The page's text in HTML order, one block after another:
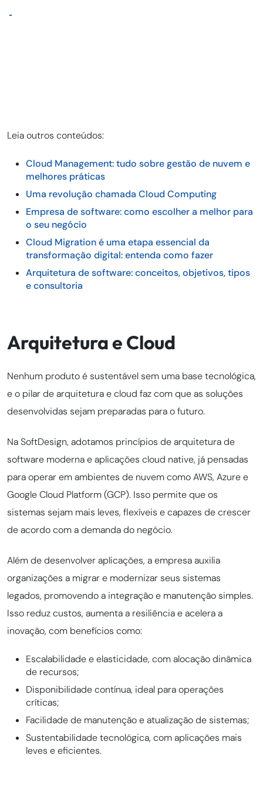
Leia outros conteúdos:
Cloud Management: tudo sobre gestão de nuvem e
melhores práticas
Uma revolução chamada Cloud Computing
Empresa de software: como escolher a melhor para
o seu negócio
Cloud Migration é uma etapa essencial da
transformação digital: entenda como fazer
Arquitetura de software: conceitos, objetivos, tipos
e consultoria
Arquitetura e Cloud
Nenhum produto é sustentável sem uma base tecnológica,
e o pilar de arquitetura e cloud faz com que as soluções
desenvolvidas sejam preparadas para o futuro.
Na SoftDesign, adotamos princípios de arquitetura de
software moderna e aplicações cloud native, já pensadas
para operar em ambientes de nuvem como AWS, Azure e
Google Cloud Platform (GCP). Isso permite que os
sistemas sejam mais leves, flexíveis e capazes de crescer
de acordo com a demanda do negócio.
Além de desenvolver aplicações, a empresa auxilia
organizações a migrar e modernizar seus sistemas
legados, promovendo a integração e manutenção simples.
Isso reduz custos, aumenta a resiliência e acelera a
inovação, com benefícios como:
Escalabilidade e elasticidade, com alocação dinâmica
de recursos;
Disponibilidade contínua, ideal para operações
críticas;
Facilidade de manutenção e atualização de sistemas;
Sustentabilidade tecnológica, com aplicações mais
leves e eficientes.